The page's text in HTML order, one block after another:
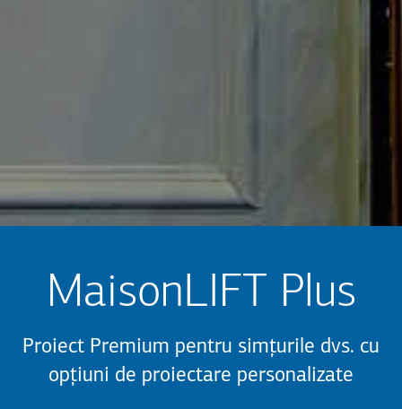
MaisonLIFT Plus
Proiect Premium pentru simțurile dvs. cu
opțiuni de proiectare personalizate